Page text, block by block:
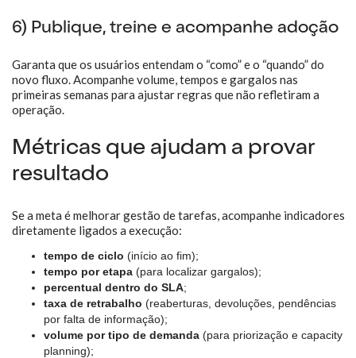
6) Publique, treine e acompanhe adoção
Garanta que os usuários entendam o “como” e o “quando” do
novo fluxo. Acompanhe volume, tempos e gargalos nas
primeiras semanas para ajustar regras que não refletiram a
operação.
Métricas que ajudam a provar
resultado
Se a meta é melhorar gestão de tarefas, acompanhe indicadores
diretamente ligados a execução:
tempo de ciclo (início ao fim);
tempo por etapa (para localizar gargalos);
percentual dentro do SLA;
taxa de retrabalho (reaberturas, devoluções, pendências
por falta de informação);
volume por tipo de demanda (para priorização e capacity
planning);